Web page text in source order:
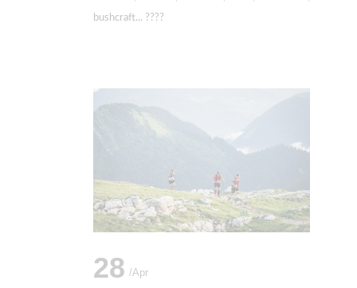
bushcraft... ????
28 /apr